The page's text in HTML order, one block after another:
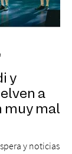
y
a
muy mala
y noticias que